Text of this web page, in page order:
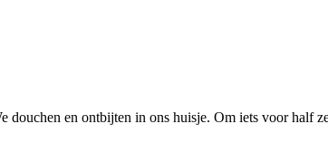
en ontbijten in ons huisje. Om iets voor half